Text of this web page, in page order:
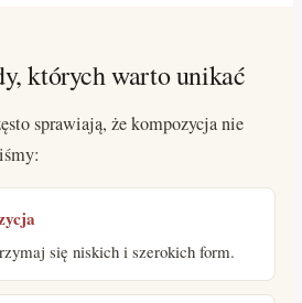
których warto unikać
sprawiają, że kompozycja nie
się niskich i szerokich form.